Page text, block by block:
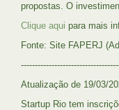
propostas. O
Clique aqui para mais
Fonte: Site FAPERJ
Atualização de 19/03/
Startup Rio tem